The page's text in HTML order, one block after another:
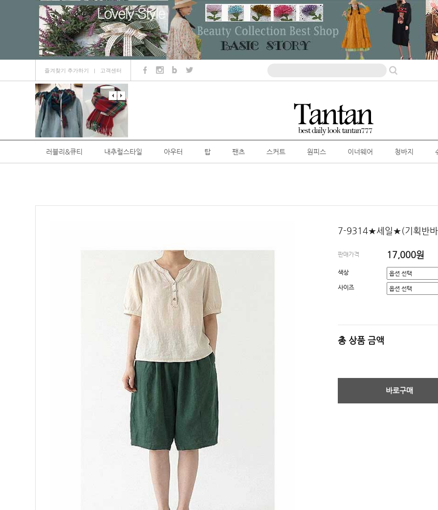
즐겨찾기 추가하기 ㅣ 고객센터
러블리&큐티 내추럴스타일 아우터 탑 팬츠 스커트 원피스 이너웨어 청바지
7-9314★세일★(기획반바
판매가격 17,000원
색상
사이즈
총 상품 금액
바로구매